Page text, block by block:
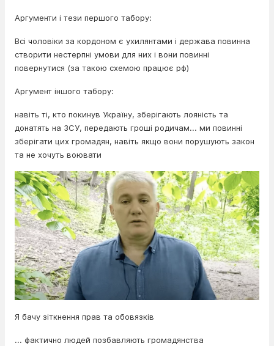
Аргументи і тези першого табору:
Всі чоловіки за кордоном є ухилянтами і держава повинна
створити нестерпні умови для них і вони повинні
повернутися (за такою схемою працює рф)
Аргумент іншого табору:
навіть ті, кто покинув Україну, зберігають лояність та
донатять на ЗСУ, передають гроші родичам... ми повинні
зберігати цих громадян, навіть якщо вони порушують закон
та не хочуть воювати
Я бачу зіткнення прав та обовязків
... фактично людей позбавляють громадянства